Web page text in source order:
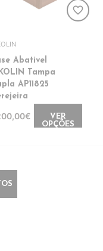
favorite_border
Abativel
Tampa
AP11825
VER
OPÇÕES